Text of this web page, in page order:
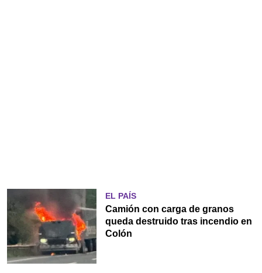
EL PAÍS
Camión con carga de granos
queda destruido tras incendio en
Colón